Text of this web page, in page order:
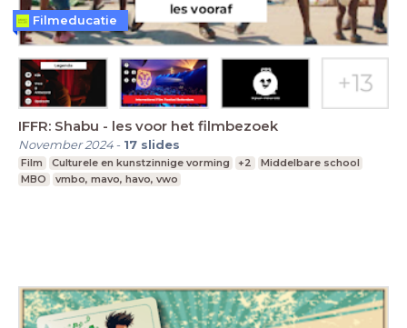
IFFR: Shabu - les voor het filmbezoek
November 2024- 17 slides
Film Culturele en kunstzinnige vorming +2
Middelbare school
MBO
vmbo, mavo, havo, vwo
Filmeducatie